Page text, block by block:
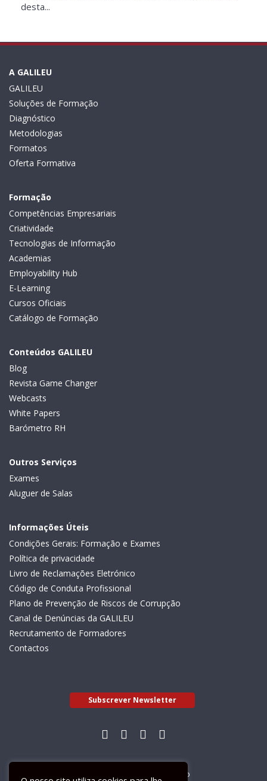
desta...
A GALILEU
GALILEU
Soluções de Formação
Diagnóstico
Metodologias
Formatos
Oferta Formativa
Formação
Competências Empresariais
Criatividade
Tecnologias de Informação
Academias
Employability Hub
E-Learning
Cursos Oficiais
Catálogo de Formação
Conteúdos GALILEU
Blog
Revista Game Changer
Webcasts
White Papers
Barómetro RH
Outros Serviços
Exames
Aluguer de Salas
Informações Úteis
Condições Gerais: Formação e Exames
Política de privacidade
Livro de Reclamações Eletrónico
Código de Conduta Profissional
Plano de Prevenção de Riscos de Corrupção
Canal de Denúncias da GALILEU
Recrutamento de Formadores
Contactos
Subscrever Newsletter
Livro de Reclamações Electrónico